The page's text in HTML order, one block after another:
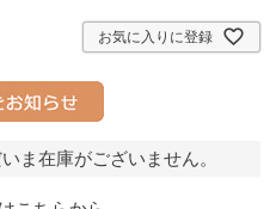
お気に入りに登録
ま在庫がございません。